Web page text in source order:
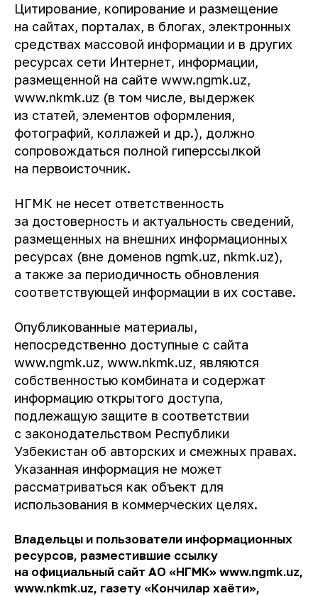
Цитирование, копирование и размещение
на сайтах, порталах, в блогах, электронных
средствах массовой информации и в других
ресурсах сети Интернет, информации,
размещенной на сайте www.ngmk.uz,
www.nkmk.uz (в том числе, выдержек
из статей, элементов оформления,
фотографий, коллажей и др.), должно
сопровождаться полной гиперссылкой
на первоисточник.
НГМК не несет ответственность
за достоверность и актуальность сведений,
размещенных на внешних информационных
ресурсах (вне доменов ngmk.uz, nkmk.uz),
а также за периодичность обновления
соответствующей информации в их составе.
Опубликованные материалы,
непосредственно доступные с сайта
www.ngmk.uz, www.nkmk.uz, являются
собственностью комбината и содержат
информацию открытого доступа,
подлежащую защите в соответствии
с законодательством Республики
Узбекистан об авторских и смежных правах.
Указанная информация не может
рассматриваться как объект для
использования в коммерческих целях.
Владельцы и пользователи информационных
ресурсов, разместившие ссылку
на официальный сайт АО «НГМК» www.ngmk.uz,
www.nkmk.uz, газету «Кончилар хаёти»,